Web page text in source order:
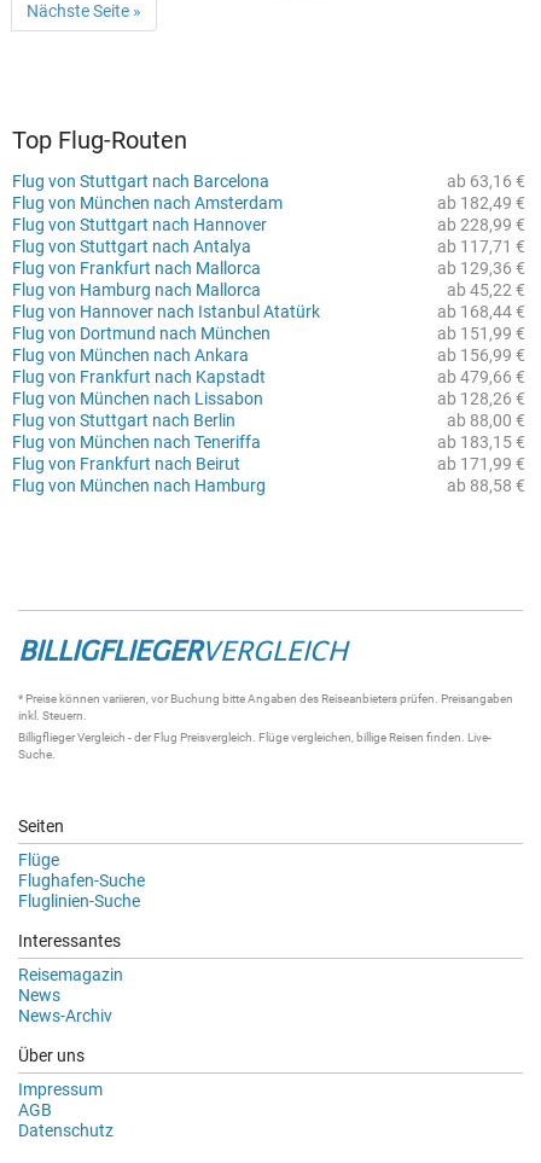
Nächste Seite »
Top Flug-Routen
ab 63,16 €
Flug von Stuttgart nach Barcelona
ab 182,49 €
Flug von München nach Amsterdam
ab 228,99 €
Flug von Stuttgart nach Hannover
ab 117,71 €
Flug von Stuttgart nach Antalya
ab 129,36 €
Flug von Frankfurt nach Mallorca
ab 45,22 €
Flug von Hamburg nach Mallorca
ab 168,44 €
Flug von Hannover nach Istanbul Atatürk
ab 151,99 €
Flug von Dortmund nach München
ab 156,99 €
Flug von München nach Ankara
ab 479,66 €
Flug von Frankfurt nach Kapstadt
ab 128,26 €
Flug von München nach Lissabon
ab 88,00 €
Flug von Stuttgart nach Berlin
ab 183,15 €
Flug von München nach Teneriffa
ab 171,99 €
Flug von Frankfurt nach Beirut
ab 88,58 €
Flug von München nach Hamburg
BILLIGFLIEGERVERGLEICH
* Preise können variieren, vor Buchung bitte Angaben des Reiseanbieters prüfen. Preisangaben
inkl. Steuern.
Billigflieger Vergleich - derFlug Preisvergleich Flüge vergleichen , billige Reisen finden. Live-
Suche
Seiten
Flüge
Flughafen-Suche
Fluglinien-Suche
Interessantes
Reisemagazin
News
News-Archiv
Über uns
Impressum
AGB
Datenschutz